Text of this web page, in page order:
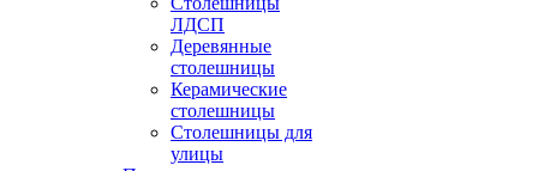
ЛДСП
Деревянные
столешницы
Керамические
столешницы
Столешницы для
улицы